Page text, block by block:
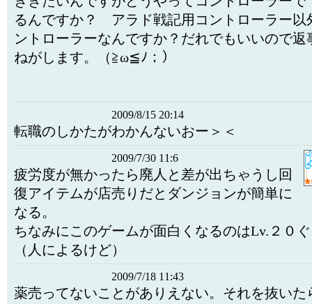
るんですか？ アラド戦記用コントローラー以
ントローラーなんですか？だれでもいいので返
ねがします。（≧ω≦ﾉ；）
2009/8/15 20:14
転職のしかたがわかんないおー＞＜
2009/7/30 11:6
疲労度が無かったら廃人と差が出ちゃうし回
復アイテムが店売りだとダンジョンが簡単に
なる。
ちなみにこのゲームが面白くなるのはLv.２０
（人によるけど）
2009/7/18 11:43
薬売ってないことがありえない。それを抜いた